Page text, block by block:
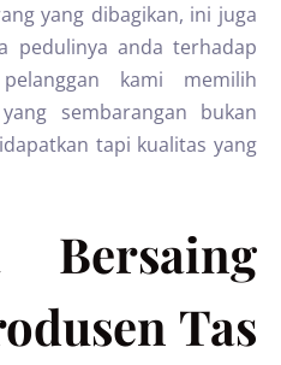
yang dibagikan, ini juga
pedulinya anda terhadap
kami memilih
sembarangan bukan
tapi kualitas yang
Bersaing
Tas